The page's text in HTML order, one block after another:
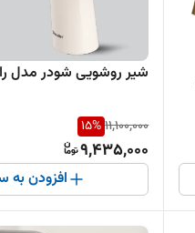
شیر روشویی شودر مدل
11,100,000
15%
9,435,000
افزودن به